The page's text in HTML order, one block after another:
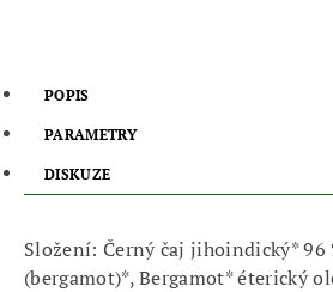
POPIS
PARAMETRY
DISKUZE
Složení: Černý čaj jihoindický* 96
(bergamot)*, Bergamot* éterický